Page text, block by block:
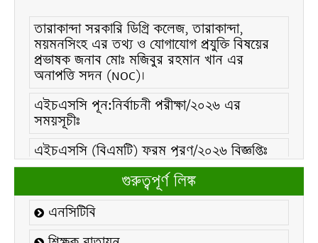
তারাকান্দা সরকারি ডিগ্রি কলেজ, তারাকান্দা,
ময়মনসিংহ এর তথ্য ও যোগাযোগ প্রযুক্তি বিষয়ের
প্রভাষক জনাব মোঃ মজিবুর রহমান খান এর
অনাপত্তি সদন (NOC)।
এইচএসসি পূন:নির্বাচনী পরীক্ষা/২০২৬ এর
সময়সূচীঃ
এইচএসসি (বিএমটি) ফরম পূরণ/২০২৬ বিজ্ঞপ্তিঃ
এইচএসসি ফরম/২০২৬ পূরণ বিজ্ঞপ্তিঃ
২১ ফেব্রুয়ারি/২০২৬ ইং তারিখে “শহিদ দিবস ও
আন্তর্জাতিক মাতৃভাষা দিবস-২০২৬ উদযাপন
উপলক্ষ্যে নোটিশঃ
গুরুত্বপূর্ণ লিঙ্ক
এনসিটিবি